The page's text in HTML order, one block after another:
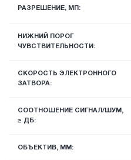
РАЗРЕШЕНИЕ, МП:
НИЖНИЙ ПОРОГ
ЧУВСТВИТЕЛЬНОСТИ:
СКОРОСТЬ ЭЛЕКТРОННОГО
ЗАТВОРА:
СООТНОШЕНИЕ СИГНАЛ/ШУМ,
≥ ДБ:
ОБЪЕКТИВ, ММ: